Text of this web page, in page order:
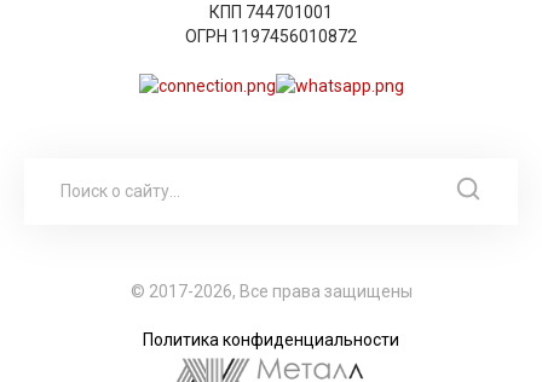
КПП 744701001
ОГРН 1197456010872
© 2017-2026, Все права защищены
Политика конфиденциальности